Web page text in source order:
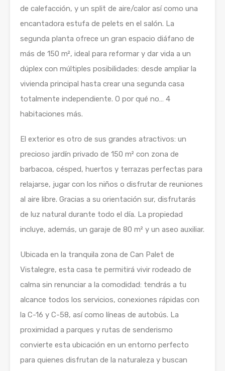
de calefacción, y un split de aire/calor así como una
encantadora estufa de pelets en el salón. La
segunda planta ofrece un gran espacio diáfano de
más de 150 m², ideal para reformar y dar vida a un
dúplex con múltiples posibilidades: desde ampliar la
vivienda principal hasta crear una segunda casa
totalmente independiente. O por qué no… 4
habitaciones más.
El exterior es otro de sus grandes atractivos: un
precioso jardín privado de 150 m² con zona de
barbacoa, césped, huertos y terrazas perfectas para
relajarse, jugar con los niños o disfrutar de reuniones
al aire libre. Gracias a su orientación sur, disfrutarás
de luz natural durante todo el día. La propiedad
incluye, además, un garaje de 80 m² y un aseo auxiliar.
Ubicada en la tranquila zona de Can Palet de
Vistalegre, esta casa te permitirá vivir rodeado de
calma sin renunciar a la comodidad: tendrás a tu
alcance todos los servicios, conexiones rápidas con
la C-16 y C-58, así como líneas de autobús. La
proximidad a parques y rutas de senderismo
convierte esta ubicación en un entorno perfecto
para quienes disfrutan de la naturaleza y buscan